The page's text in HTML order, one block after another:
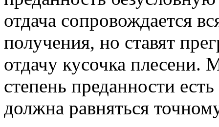
отдача сопровождается
получения, но ставят
отдачу кусочка плесени.
степень преданности
должна равняться